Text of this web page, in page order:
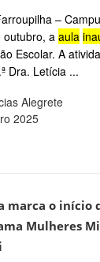
–
outubro, a aula
Escolar. A
Dra. Letícia ...
Alegrete
2025
marca o início
Mulheres